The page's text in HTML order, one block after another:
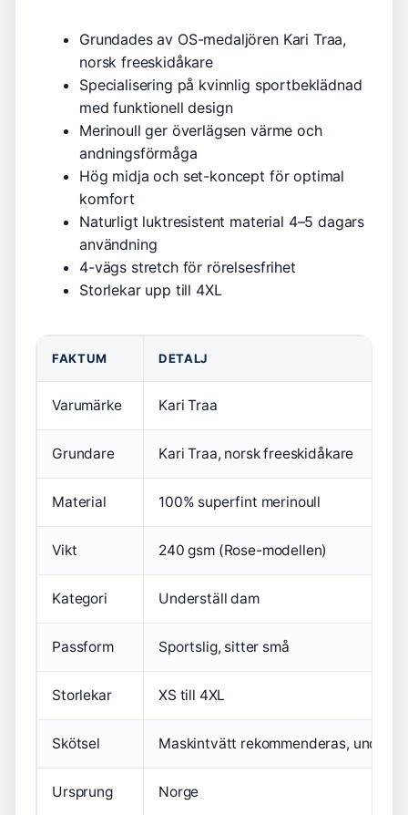
Grundades av OS-medaljören Kari Traa,
norsk freeskidåkare
Specialisering på kvinnlig sportbeklädnad
med funktionell design
Merinoull ger överlägsen värme och
andningsförmåga
Hög midja och set-koncept för optimal
komfort
Naturligt luktresistent material 4–5 dagars
användning
4-vägs stretch för rörelsesfrihet
Storlekar upp till 4XL
FAKTUM DETALJ
Varumärke Kari Traa
Grundare Kari Traa, norsk freeskidåkare
Material 100% superfint merinoull
Vikt 240 gsm (Rose-modellen)
Kategori Underställ dam
Passform Sportslig, sitter små
Storlekar XS till 4XL
Skötsel Maskintvätt rekommenderas, undvik
Ursprung Norge